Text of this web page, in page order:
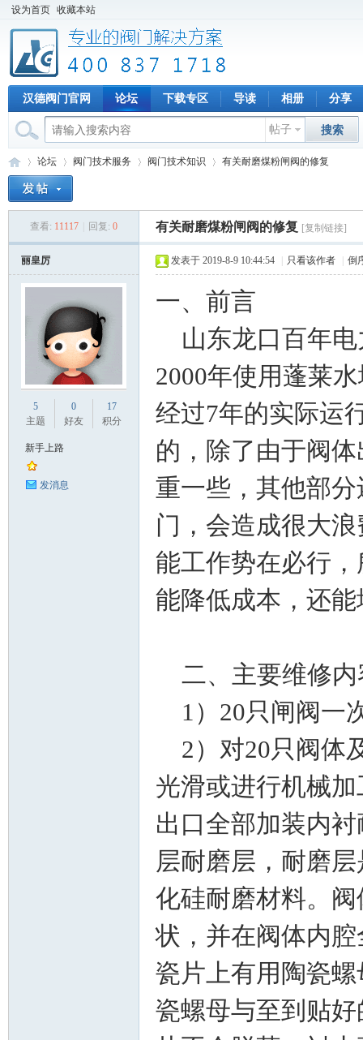
设为首页 收藏本站
汉德阀门官网 论坛 下载专区 导读 相册 分享
帖子 搜索
论坛
›
阀门技术服务 阀门技术知识
›
有关耐磨煤粉闸阀的修复
查看: 11117 回复: 0 有关耐磨煤粉闸阀的修复 [复制链接]
丽皇厉
5
主题
0
好友
17
积分
新手上路
发消息
发表于 2019-8-9 10:44:54 只看该作者 倒
一、前言
山东龙口百年电
2000年使用蓬莱
经过7年的实际运
的，除了由于阀
重一些，其他部
门，会造成很大
能工作势在必行
能降低成本，还
二、主要维修内
1）20只闸阀一
2）对20只阀体
光滑或进行机械
出口全部加装内
层耐磨层，耐磨
化硅耐磨材料。
状，并在阀体内
瓷片上有用陶瓷
瓷螺母与至到贴